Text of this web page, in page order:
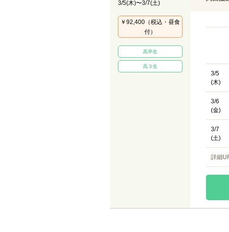
3/5(木)〜3/7(土)
￥92,400（税込・昼食
付）
高卒生
高３生
3/5
(木)
3/6
(金)
3/7
(土)
詳細